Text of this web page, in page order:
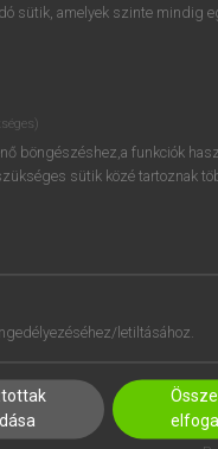
REGISZTRÁCIÓ
sütik, amelyek szinte mindig
böngészéshez,a funkciók
sütik közé tartoznak
letiltásához.